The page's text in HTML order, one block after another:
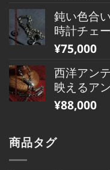
鈍い色合
時計チェ
¥75,000
西洋アン
映えるア
¥88,000
商品タグ